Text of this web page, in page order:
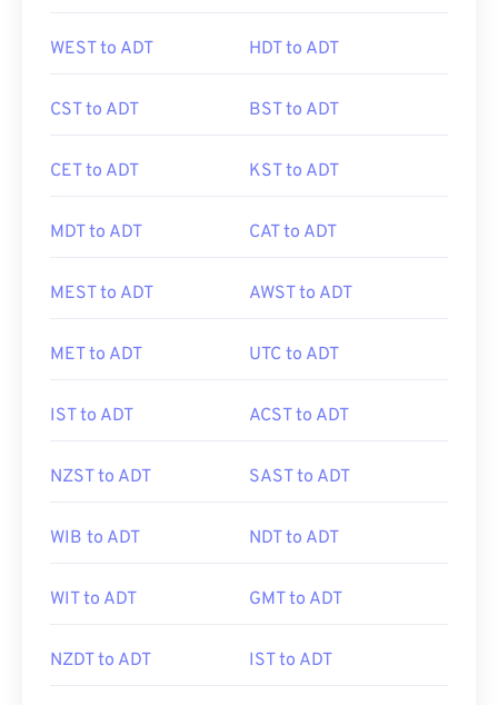
WEST to ADT HDT to ADT
CST to ADT BST to ADT
CET to ADT KST to ADT
MDT to ADT CAT to ADT
MEST to ADT AWST to ADT
MET to ADT UTC to ADT
IST to ADT ACST to ADT
NZST to ADT SAST to ADT
WIB to ADT NDT to ADT
WIT to ADT GMT to ADT
NZDT to ADT IST to ADT